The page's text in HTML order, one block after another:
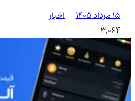
۱۵ مرداد ۱۴۰۵
اخبار
3,064